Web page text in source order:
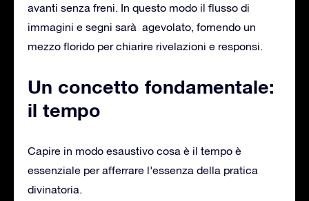
avanti senza freni. In questo modo il flusso di
immagini e segni sarà agevolato, fornendo un
mezzo florido per chiarire rivelazioni e responsi.
Un concetto fondamentale:
il tempo
Capire in modo esaustivo cosa è il tempo è
essenziale per afferrare l’essenza della pratica
divinatoria.